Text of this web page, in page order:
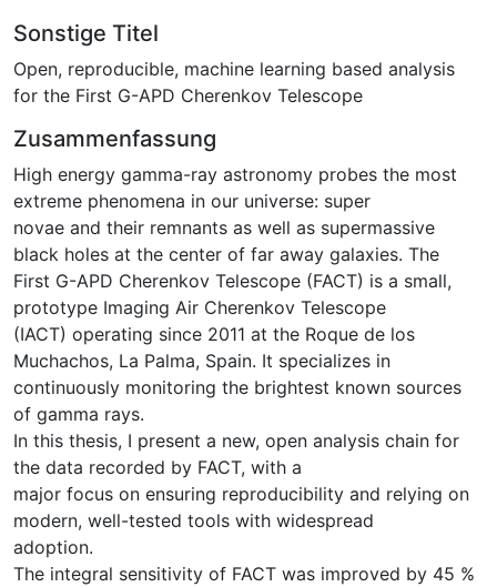
Sonstige Titel
Open, reproducible, machine learning based analysis
for the First G-APD Cherenkov Telescope
Zusammenfassung
High energy gamma-ray astronomy probes the most
extreme phenomena in our universe: super
novae and their remnants as well as supermassive
black holes at the center of far away galaxies. The
First G-APD Cherenkov Telescope (FACT) is a small,
prototype Imaging Air Cherenkov Telescope
(IACT) operating since 2011 at the Roque de los
Muchachos, La Palma, Spain. It specializes in
continuously monitoring the brightest known sources
of gamma rays.
In this thesis, I present a new, open analysis chain for
the data recorded by FACT, with a
major focus on ensuring reproducibility and relying on
modern, well-tested tools with widespread
adoption.
The integral sensitivity of FACT was improved by 45 %